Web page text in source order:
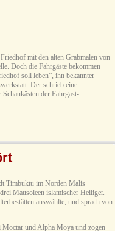
mit den alten Grabmalen von
Doch die Fahrgäste bekommen
soll leben”, ihn bekannter
Der schrieb eine
der Fahrgast-
Timbuktu im Norden Malis
Mausoleen islamischer Heiliger.
auswählte, und sprach von
und Alpha Moya und zogen